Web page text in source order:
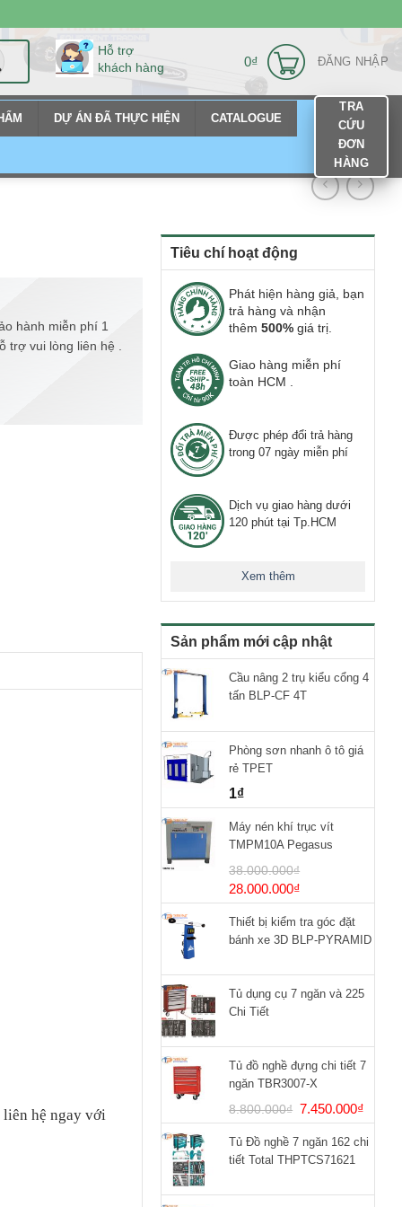
Hỗ trợ
khách hàng
0₫ ĐĂNG NHẬP
DỰ ÁN ĐÃ THỰC HIỆN CATALOGUE
TRA
CỨU
ĐƠN
HÀNG
Tiêu chí hoạt động
Phát hiện hàng giả, bạn
trả hàng và nhận
thêm500% giá trị.
Giao hàng miễn phí
toàn HCM .
Được phép đổi trả hàng
trong 07 ngày miễn phí
Dịch vụ giao hàng dưới
120 phút tại Tp.HCM
Xem thêm
Sản phẩm mới cập nhật
Cầu nâng 2 trụ kiểu cổng 4
tấn BLP-CF 4T
Phòng sơn nhanh ô tô giá
rẻ TPET
1₫
Máy nén khí trục vít
TMPM10A Pegasus
38.000.000₫
Giá
gốc
là:
38.000.000₫.
28.000.000₫
hiện
tại
là:
Thiết bị kiểm tra góc đặt
bánh xe 3D BLP-PYRAMID
Tủ dụng cụ 7 ngăn và 225
Chi Tiết
Tủ đồ nghề đựng chi tiết 7
ngăn TBR3007-X
8.800.000₫ Giá
gốc
là:
8.800.000₫.
7.450.000₫
hiện
tại
Tủ Đồ nghề 7 ngăn 162 chi
tiết Total THPTCS71621
hành miễn phí 1
vui lòng liên hệ .
liên hệ ngay với